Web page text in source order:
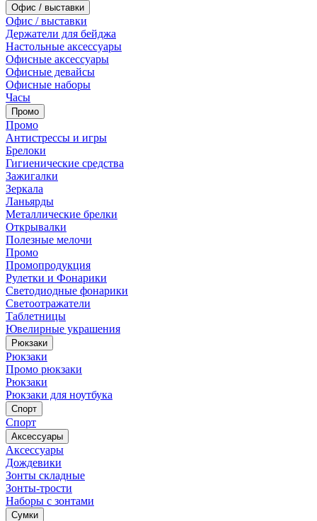
Офис / выставки
Офис / выставки
Держатели для бейджа
Настольные аксессуары
Офисные аксессуары
Офисные девайсы
Офисные наборы
Часы
Промо
Промо
Антистрессы и игры
Брелоки
Гигиенические средства
Зажигалки
Зеркала
Ланьярды
Металлические брелки
Открывалки
Полезные мелочи
Промо
Промопродукция
Рулетки и Фонарики
Светодиодные фонарики
Светоотражатели
Таблетницы
Ювелирные украшения
Рюкзаки
Рюкзаки
Промо рюкзаки
Рюкзаки
Рюкзаки для ноутбука
Спорт
Спорт
Аксессуары
Аксессуары
Дождевики
Зонты складные
Зонты-трости
Наборы с зонтами
Сумки